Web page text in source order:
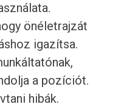
önéletrajzát
igazítsa.
a pozíciót.
hibák.